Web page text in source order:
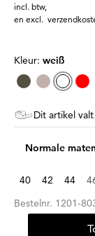
incl. btw,
en excl.
Kleur: weiß
Dit artikel
Normale maten
40 42 44
Bestelnr. 1201-